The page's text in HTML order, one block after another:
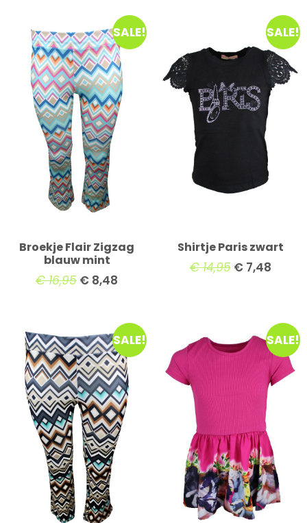
SALE!
Broekje Flair Zigzag
blauw mint
€16,95 € 8,48
SALE!
Shirtje Paris zwart
€14,95 €7,48
SALE! SALE!